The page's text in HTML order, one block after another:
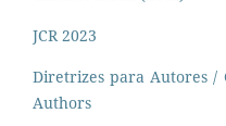
JCR 2023
Diretrizes para Autores /
Authors